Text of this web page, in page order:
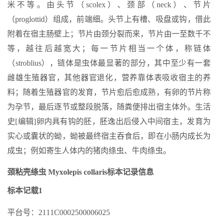
米不等。由头节（scolex）、颈部（neck）、节片
（proglottid）组成，前端细。头节上有槽、吸盘或钩，借此
附着在宿主肠壁上；节片由颈分裂而来，节片由一至数千不
等，越往后越宽大；每一节片相当一个体，称链体
（stroblius），链体是虫体最显著的部分，其中至少有一套
雌雄生殖器官，其他器官退化，营养靠体表吸收宿主的养
料；随着生殖器官的发育，节片愈后愈成熟，有卵的节片称
为孕节，最后逐节或整段脱落，随粪便排出宿主体外。生活
史[编辑]卵内具有钩的胚，胚逸出后侵入中间宿主，发育为
实心或囊状的蚴，蚴被最终宿主吞食后，即在小肠内成长为
成虫；例如寄生人体内的猪肉绦虫、牛肉绦虫。
颈粘壳绦虫 Myxolepis collaris标本记录信息
标本记载1
平台号：2111C0002500006025